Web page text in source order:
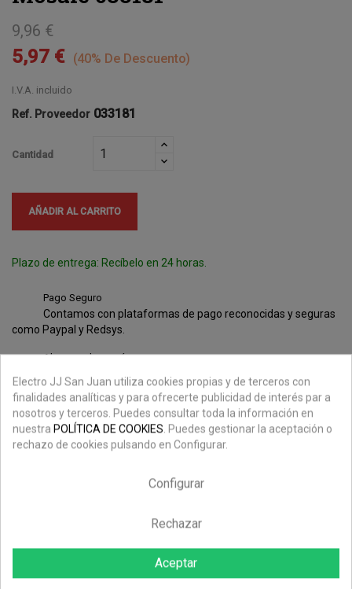
9,96 €
5,97 € 40% De Descuento
I.V.A. incluido
Ref. Proveedor 033181
Cantidad
AÑADIR AL CARRITO
Plazo de entrega: Recíbelo en 24 horas.
Pago Seguro
Contamos con plataformas de pago reconocidas y seguras
como Paypal y Redsys.
Ahorra en los envíos
Descripción
Detalles Del Producto
transmisión de datos de alta velocidad en instalaciones de
red exigentes.
Electro JJ San Juan utiliza cookies propias y de terceros con
finalidades analíticas y para ofrecerte publicidad de interés par a
nosotros y terceros. Puedes consultar toda la información en
nuestra POLÍTICA DE COOKIES. Puedes gestionar la aceptación o
rechazo de cookies pulsando en Configurar.
Configurar
Rechazar
Aceptar